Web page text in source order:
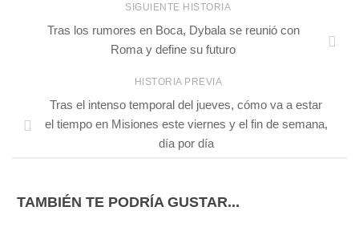
SIGUIENTE HISTORIA
Tras los rumores en Boca, Dybala se reunió con
Roma y define su futuro
HISTORIA PREVIA
Tras el intenso temporal del jueves, cómo va a estar
el tiempo en Misiones este viernes y el fin de semana,
día por día
TAMBIÉN TE PODRÍA GUSTAR...